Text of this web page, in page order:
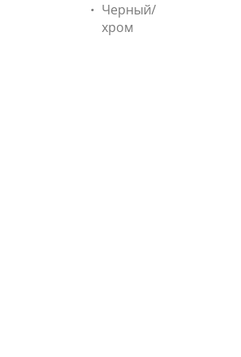
Черный/
хром